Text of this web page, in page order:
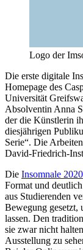
Logo der
Die erste digitale
Homepage des
Universität
Absolventin Anna
der die Künstlerin
diesjährigen
Serie“. Die
David-Friedrich-
Die Insomnale 2020
Format und
aus Studierenden
Bewegung gesetzt,
lassen. Den
sie zwar nicht
Ausstellung zu